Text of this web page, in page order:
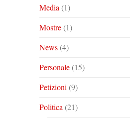
Media (1)
Mostre(1)
News(4)
Personale(15)
Petizioni (9)
Politica (21)